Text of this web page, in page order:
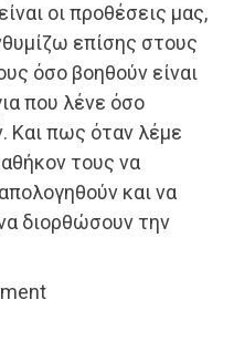
οι προθέσεις μας,
επίσης στους
όσο βοηθούν είναι
που λένε όσο
Και πως όταν λέμε
τους να
και να
διορθώσουν την